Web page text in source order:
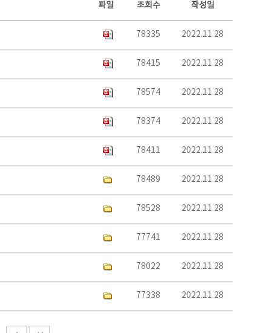
파일 조회수 작성일
78335 2022.11.28
78415 2022.11.28
78574 2022.11.28
78374 2022.11.28
78411 2022.11.28
78489 2022.11.28
78528 2022.11.28
77741 2022.11.28
78022 2022.11.28
77338 2022.11.28